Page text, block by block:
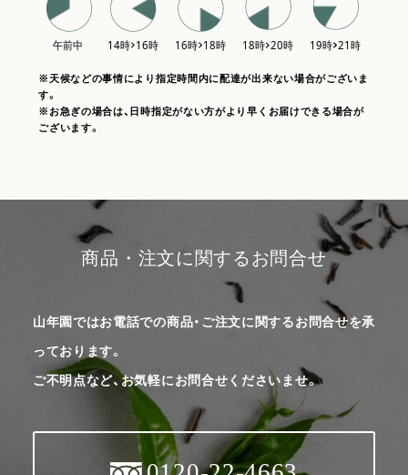
※天候などの事情により指定時間内に配達が出来ない場合がございま
す。
※お急ぎの場合は、日時指定がない方がより早くお届けできる場合が
ございます。
商品・注文に関するお問合せ
山年園ではお電話での商品・ご注文に関するお問合せを承
っております。
ご不明点など、お気軽にお問合せくださいませ。